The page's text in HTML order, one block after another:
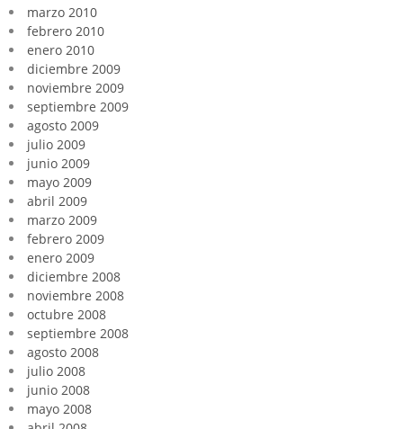
marzo 2010
febrero 2010
enero 2010
diciembre 2009
noviembre 2009
septiembre 2009
agosto 2009
julio 2009
junio 2009
mayo 2009
abril 2009
marzo 2009
febrero 2009
enero 2009
diciembre 2008
noviembre 2008
octubre 2008
septiembre 2008
agosto 2008
julio 2008
junio 2008
mayo 2008